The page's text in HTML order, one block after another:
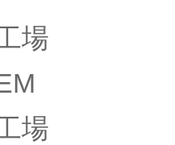
場
場